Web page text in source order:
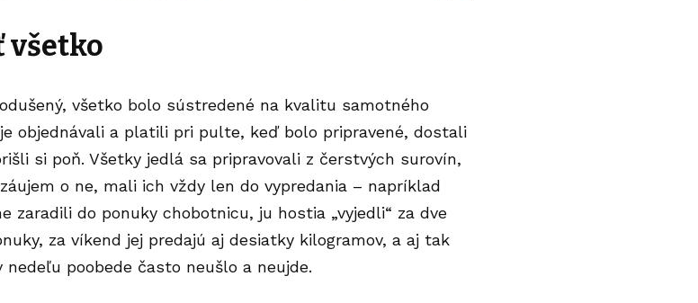
všetko
všetko bolo sústredené na kvalitu samotného
objednávali a platili pri pulte, keď bolo pripravené, dostali
si poň. Všetky jedlá sa pripravovali z čerstvých surovín,
o ne, mali ich vždy len do vypredania – napríklad
zaradili do ponuky chobotnicu, ju hostia „vyjedli“ za dve
za víkend jej predajú aj desiatky kilogramov, a aj tak
nedeľu poobede často neušlo a neujde.